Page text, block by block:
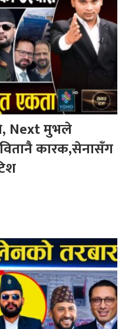
Next मुभले
कारक,सेनासँग